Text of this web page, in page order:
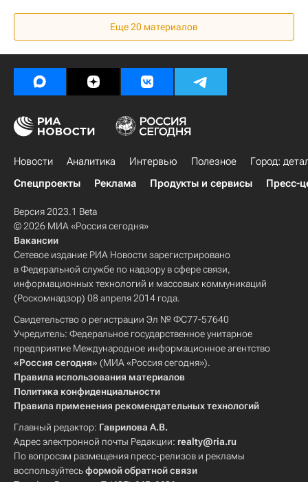
Стадионы
Украина
Еще20 материалов
Новости Аналитика Интервью Полезное
Город:
Спецпроекты
Реклама Продукты и сервисы Пресс-
Версия 2023.1 Beta
© 2026 МИА «Россия сегодня»
Вакансии
Сетевое издание РИА Новости зарегистрировано
в Федеральной службе по надзору в сфере связи,
информационных технологий и массовых коммуникаций
(Роскомнадзор) 08 апреля 2014 года.
Свидетельство о регистрации Эл № ФС77-57640
Учредитель: Федеральное государственное унитарное
предприятие Международное информационное агентство
«Россия сегодня» (МИА «Россия сегодня»).
Правила использования материалов
Политика конфиденциальности
Правила применения рекомендательных технологий
Главный редактор: Гаврилова А.В.
Адрес электронной почты Редакции: realty@ria.ru
По вопросам размещения пресс-релизов и рекламы
воспользуйтесьформой обратной связи